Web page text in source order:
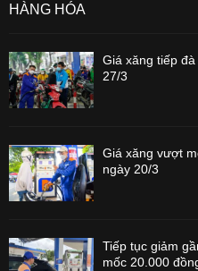
HÀNG HÓA
Giá xăng tiếp
27/3
Giá xăng vượt
ngày 20/3
Tiếp tục giảm
mốc 20.000